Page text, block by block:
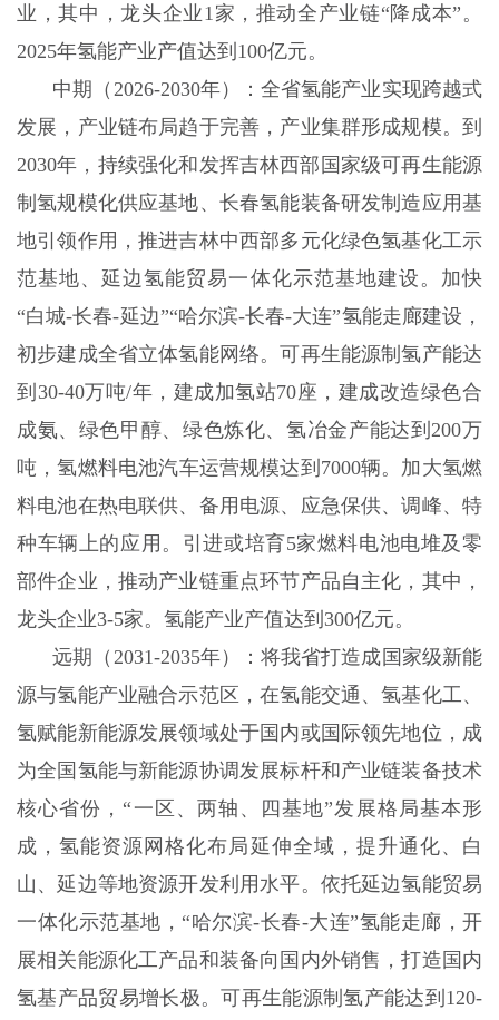
业，其中，龙头企业1家，推动全产业链“降成本”。
2025年氢能产业产值达到100亿元。
中期（2026-2030年）：全省氢能产业实现跨越式
发展，产业链布局趋于完善，产业集群形成规模。到
2030年，持续强化和发挥吉林西部国家级可再生能源
制氢规模化供应基地、长春氢能装备研发制造应用基
地引领作用，推进吉林中西部多元化绿色氢基化工示
范基地、延边氢能贸易一体化示范基地建设。加快
“白城-长春-延边”“哈尔滨-长春-大连”氢能走廊建设，
初步建成全省立体氢能网络。可再生能源制氢产能达
到30-40万吨/年，建成加氢站70座，建成改造绿色合
成氨、绿色甲醇、绿色炼化、氢冶金产能达到200万
吨，氢燃料电池汽车运营规模达到7000辆。加大氢燃
料电池在热电联供、备用电源、应急保供、调峰、特
种车辆上的应用。引进或培育5家燃料电池电堆及零
部件企业，推动产业链重点环节产品自主化，其中，
龙头企业3-5家。氢能产业产值达到300亿元。
远期（2031-2035年）：将我省打造成国家级新能
源与氢能产业融合示范区，在氢能交通、氢基化工、
氢赋能新能源发展领域处于国内或国际领先地位，成
为全国氢能与新能源协调发展标杆和产业链装备技术
核心省份，“一区、两轴、四基地”发展格局基本形
成，氢能资源网格化布局延伸全域，提升通化、白
山、延边等地资源开发利用水平。依托延边氢能贸易
一体化示范基地，“哈尔滨-长春-大连”氢能走廊，开
展相关能源化工产品和装备向国内外销售，打造国内
氢基产品贸易增长极。可再生能源制氢产能达到120-